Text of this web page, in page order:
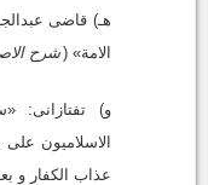
هـ) قاضى
الامة» (شرح
و) تفتازانى:
الاسلامیون
عذاب الکفار و